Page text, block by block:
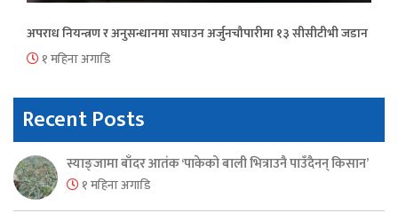
अपराध नियन्त्रण र अनुसन्धानमा सघाउन अर्जुनचौपारीमा १३ सीसीटीभी जडान
१ महिना अगाडि
Recent Posts
स्याङ्जामा बाँदर आतंक ‘पाकेको बाली भित्राउनै पाउँदैनन् किसान’
१ महिना अगाडि